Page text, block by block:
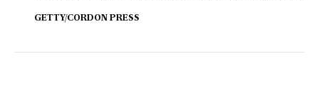
GETTY/CORDON PRESS